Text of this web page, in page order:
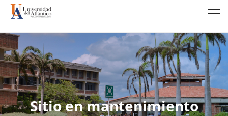
Sitio en mantenimiento